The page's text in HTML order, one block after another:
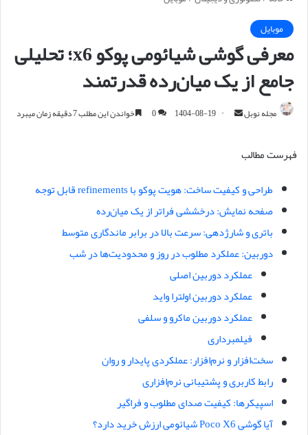
موبایل
معرفی گوشی شیائومی پوکو x6؛ تحلیلی
جامع از یک میان‌رده قدرتمند
مجله نوبل
ا
ی
م
ل
1404-08-19
0 خواندن این مطلب 7 دقیقه زمان میبرد
فهرست مطالب
طراحی و کیفیت ساخت: هویت پوکو با refinements قابل توجه
صفحه نمایش: درخششی فراتر از یک میان‌رده
باتری و شارژدهی: سرعت بالا در برابر ماندگاری متوسط
دوربین: عملکرد مطلوب در روز و محدودیت‌ها در شب
عملکرد دوربین اصلی
عملکرد دوربین اولترا واید
عملکرد دوربین ماکرو و سلفی
فیلمبرداری
سخت‌افزار و نرم‌افزار: عملکردی پایدار و روان
رابط کاربری و پشتیبانی نرم‌افزاری
اسپیکرها: کیفیت صدای مطلوب و فراگیر
آیا گوشی Poco X6 شیائومی ارزش خرید دارد؟